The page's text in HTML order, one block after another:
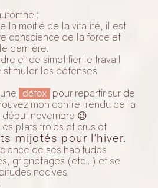
:
la moitié de la vitalité, il est
conscience de la force et
dernière.
et de simplifier le travail
stimuler les défenses
détox pour repartir sur de
mon contre-rendu de la
novembre 😉
plats froids et crus et
mijotés pour l’hiver.
de ses habitudes
grignotages (etc…) et se
nocives.